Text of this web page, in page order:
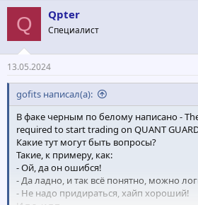
ц
и
и
:
Q Qpter
Специалист
13.05.2024
gofits написал(а):
В факе черным по белому написано -
required to start trading on QUANT
Какие тут могут быть вопросы?
Такие, к примеру, как:
- Ой, да он ошибся!
- Да ладно, и так всё понятно, можно
- Не надо придираться, хайп хороший!